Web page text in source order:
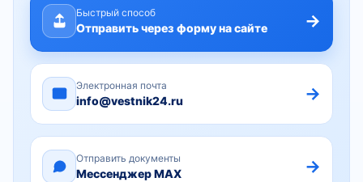
Быстрый способ
Отправить через форму на сайте →
Электронная почта
info@vestnik24.ru →
Отправить документы
Мессенджер MAX →